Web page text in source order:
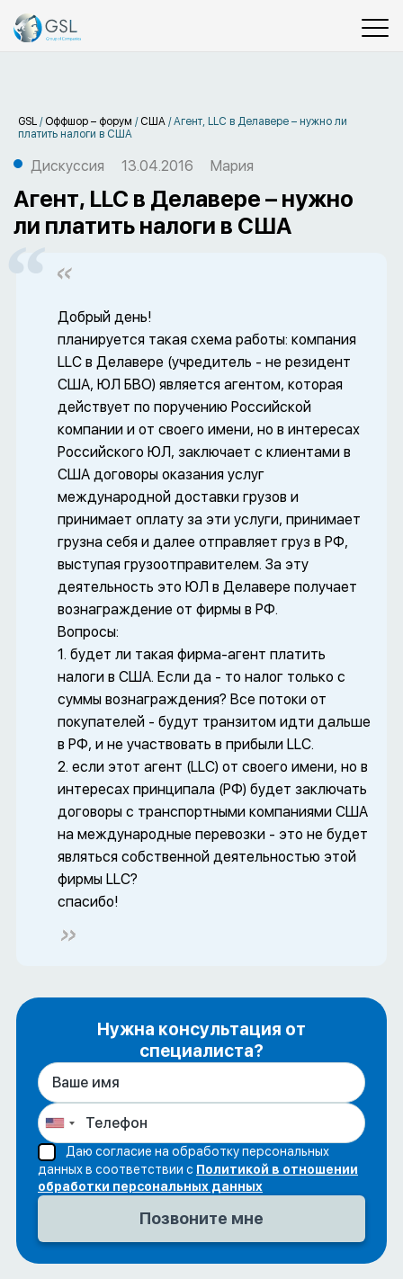
GSL / Оффшор – форум / США /Агент, LLC в Делавере – нужно ли
платить налоги в США
Дискуссия 13.04.2016 Мария
Агент, LLC в Делавере – нужно
ли платить налоги в США
Добрый день!
планируется такая схема работы: компания
LLC в Делавере (учредитель - не резидент
США, ЮЛ БВО) является агентом, которая
действует по поручению Российской
компании и от своего имени, но в интересах
Российского ЮЛ, заключает с клиентами в
США договоры оказания услуг
международной доставки грузов и
принимает оплату за эти услуги, принимает
грузна себя и далее отправляет груз в РФ,
выступая грузоотправителем. За эту
деятельность это ЮЛ в Делавере получает
вознаграждение от фирмы в РФ.
Вопросы:
1. будет ли такая фирма-агент платить
налоги в США. Если да - то налог только с
суммы вознаграждения? Все потоки от
покупателей - будут транзитом идти дальше
в РФ, и не участвовать в прибыли LLC.
2. если этот агент (LLC) от своего имени, но в
интересах принципала (РФ) будет заключать
договоры с транспортными компаниями США
на международные перевозки - это не будет
являться собственной деятельностью этой
фирмы LLC?
спасибо!
Нужна консультация от
специалиста?
Даю согласие на обработку персональных
данных в соответствии с Политикой в отношении
обработки персональных данных